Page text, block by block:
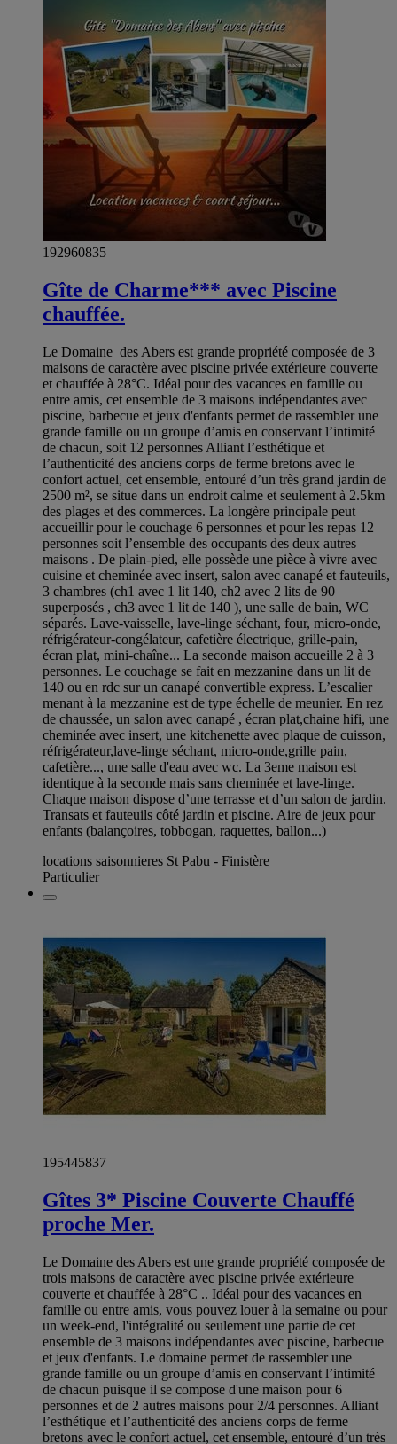
192960835
Gîte de Charme*** avec Piscine
chauffée.
Le Domaine des Abers est grande propriété composée de 3
maisons de caractère avec piscine privée extérieure couverte
et chauffée à 28°C. Idéal pour des vacances en famille ou
entre amis, cet ensemble de 3 maisons indépendantes avec
piscine, barbecue et jeux d'enfants permet de rassembler une
grande famille ou un groupe d’amis en conservant l’intimité
de chacun, soit 12 personnes Alliant l’esthétique et
l’authenticité des anciens corps de ferme bretons avec le
confort actuel, cet ensemble, entouré d’un très grand jardin de
2500 m², se situe dans un endroit calme et seulement à 2.5km
des plages et des commerces. La longère principale peut
accueillir pour le couchage 6 personnes et pour les repas 12
personnes soit l’ensemble des occupants des deux autres
maisons . De plain-pied, elle possède une pièce à vivre avec
cuisine et cheminée avec insert, salon avec canapé et fauteuils,
3 chambres (ch1 avec 1 lit 140, ch2 avec 2 lits de 90
superposés , ch3 avec 1 lit de 140 ), une salle de bain, WC
séparés. Lave-vaisselle, lave-linge séchant, four, micro-onde,
réfrigérateur-congélateur, cafetière électrique, grille-pain,
écran plat, mini-chaîne... La seconde maison accueille 2 à 3
personnes. Le couchage se fait en mezzanine dans un lit de
140 ou en rdc sur un canapé convertible express. L’escalier
menant à la mezzanine est de type échelle de meunier. En rez
de chaussée, un salon avec canapé , écran plat,chaine hifi, une
cheminée avec insert, une kitchenette avec plaque de cuisson,
réfrigérateur,lave-linge séchant, micro-onde,grille pain,
cafetière..., une salle d'eau avec wc. La 3eme maison est
identique à la seconde mais sans cheminée et lave-linge.
Chaque maison dispose d’une terrasse et d’un salon de jardin.
Transats et fauteuils côté jardin et piscine. Aire de jeux pour
enfants (balançoires, tobbogan, raquettes, ballon...)
locations saisonnieres St Pabu - Finistère
Particulier
195445837
Gîtes 3* Piscine Couverte Chauffé
proche Mer.
Le Domaine des Abers est une grande propriété composée de
trois maisons de caractère avec piscine privée extérieure
couverte et chauffée à 28°C .. Idéal pour des vacances en
famille ou entre amis, vous pouvez louer à la semaine ou pour
un week-end, l'intégralité ou seulement une partie de cet
ensemble de 3 maisons indépendantes avec piscine, barbecue
et jeux d'enfants. Le domaine permet de rassembler une
grande famille ou un groupe d’amis en conservant l’intimité
de chacun puisque il se compose d'une maison pour 6
personnes et de 2 autres maisons pour 2/4 personnes. Alliant
l’esthétique et l’authenticité des anciens corps de ferme
bretons avec le confort actuel, cet ensemble, entouré d’un très